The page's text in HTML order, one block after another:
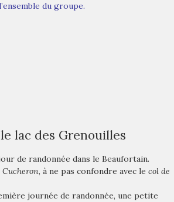
du groupe.
lac des Grenouilles
de randonnée dans le Beaufortain.
, à ne pas confondre avec le col de
journée de randonnée, une petite